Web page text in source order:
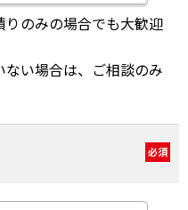
のみの場合でも大歓迎
い場合は、ご相談のみ
必須